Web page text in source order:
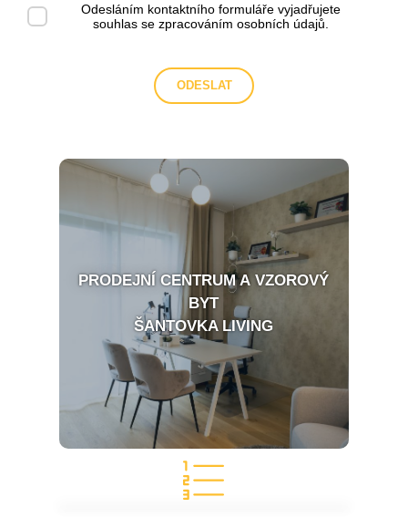
Odesláním kontaktního formuláře vyjadřujete
souhlas se zpracováním osobních údajů
PRODEJNÍ CENTRUM A VZOROVÝ
BYT
ŠANTOVKA LIVING